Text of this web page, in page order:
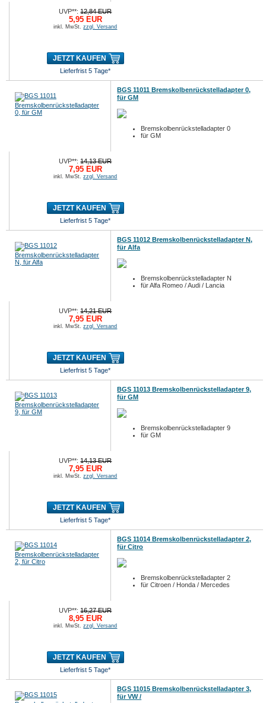
UVP**:12,84 EUR
5,95 EUR
inkl. MwSt.zzgl. Versand
JETZT KAUFEN
Lieferfrist 5 Tage*
BGS 11011 Bremskolbenrückstelladapter 0,
für GM
Bremskolbenrückstelladapter 0
für GM
UVP**:14,13 EUR
7,95 EUR
inkl. MwSt.zzgl. Versand
JETZT KAUFEN
Lieferfrist 5 Tage*
BGS 11012 Bremskolbenrückstelladapter N,
für Alfa
Bremskolbenrückstelladapter N
für Alfa Romeo / Audi / Lancia
UVP**:14,21 EUR
7,95 EUR
inkl. MwSt.zzgl. Versand
JETZT KAUFEN
Lieferfrist 5 Tage*
BGS 11013 Bremskolbenrückstelladapter 9,
für GM
Bremskolbenrückstelladapter 9
für GM
UVP**:14,13 EUR
7,95 EUR
inkl. MwSt.zzgl. Versand
JETZT KAUFEN
Lieferfrist 5 Tage*
BGS 11014 Bremskolbenrückstelladapter 2,
für Citro
Bremskolbenrückstelladapter 2
für Citroen / Honda / Mercedes
UVP**:16,27 EUR
8,95 EUR
inkl. MwSt.zzgl. Versand
JETZT KAUFEN
Lieferfrist 5 Tage*
BGS 11015 Bremskolbenrückstelladapter 3,
für VW /